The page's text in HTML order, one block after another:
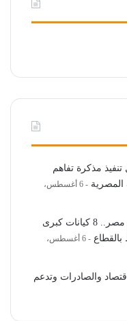
مذكرة تفاهم
المصرية
6 أغسطس،
شركات التعدين العالمية العاملة في مصر.. 8 كيانات كبرى
6 أغسطس،
تعزز الاقتصاد والصادرات وتدعم